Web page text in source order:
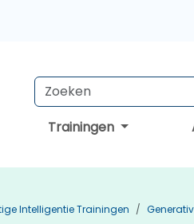
Trainingen
Intelligentie Trainingen